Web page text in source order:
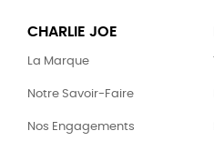
CHARLIE JOE
La Marque
Notre Savoir-Faire
Nos Engagements